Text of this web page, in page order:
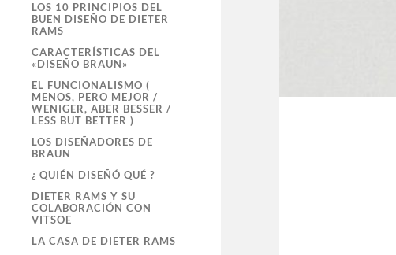
LOS 10 PRINCIPIOS DEL
BUEN DISEÑO DE DIETER
RAMS
CARACTERÍSTICAS DEL
«DISEÑO BRAUN»
EL FUNCIONALISMO (
MENOS, PERO MEJOR /
WENIGER, ABER BESSER /
LESS BUT BETTER )
LOS DISEÑADORES DE
BRAUN
¿ QUIÉN DISEÑÓ QUÉ ?
DIETER RAMS Y SU
COLABORACIÓN CON
VITSOE
LA CASA DE DIETER RAMS